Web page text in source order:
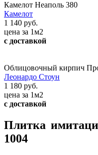
Камелот Неаполь 380
Камелот
1 140 руб.
цена за 1м2
с доставкой
Облицовочный кирпич
Леонардо Стоун
1 180 руб.
цена за 1м2
с доставкой
Плитка
1004